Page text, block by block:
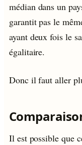
médian dans un
garantit pas le
ayant deux fois le
égalitaire.
Donc il faut aller
Il est possible que